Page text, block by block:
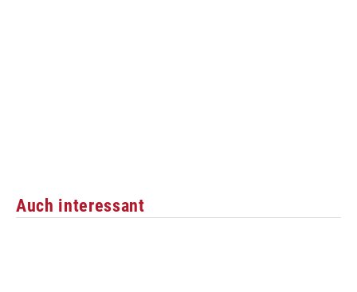
Auch interessant